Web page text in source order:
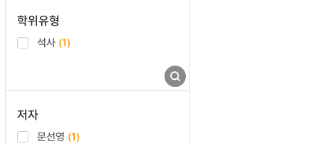
학위유형
석사 (1)
저자
문선영 (1)